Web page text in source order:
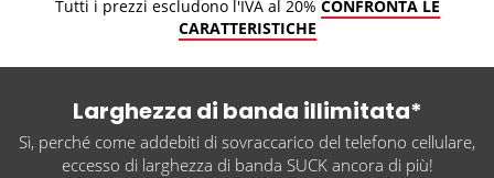
Tutti i prezzi escludono l'IVA al 20% CONFRONTA LE
CARATTERISTICHE
Larghezza di banda illimitata*
Sì, perché come addebiti di sovraccarico del telefono cellulare,
eccesso di larghezza di banda SUCK ancora di più!